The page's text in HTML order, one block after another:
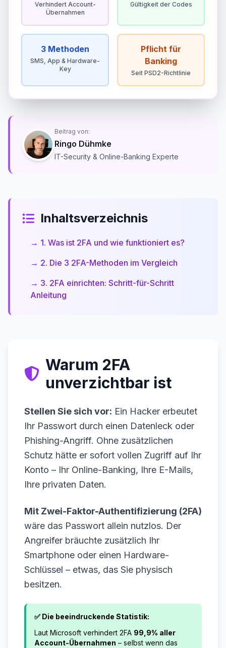
Verhindert Account-
Übernahmen
Gültigkeit der Codes
3 Methoden
SMS, App & Hardware-
Key
Pflicht für
Banking
Seit PSD2-Richtlinie
Beitrag von:
Ringo Dühmke
IT-Security & Online-Banking Experte
Inhaltsverzeichnis
→ 1. Was ist 2FA und wie funktioniert es?
→ 2. Die 3 2FA-Methoden im Vergleich
→ 3. 2FA einrichten: Schritt-für-Schritt
Anleitung
Warum 2FA
unverzichtbar ist
Stellen Sie sich vor: Ein Hacker erbeutet
Ihr Passwort durch einen Datenleck oder
Phishing-Angriff. Ohne zusätzlichen
Schutz hätte er sofort vollen Zugriff auf Ihr
Konto – Ihr Online-Banking, Ihre E-Mails,
Ihre privaten Daten.
Mit Zwei-Faktor-Authentifizierung (2FA)
wäre das Passwort allein nutzlos. Der
Angreifer bräuchte zusätzlich Ihr
Smartphone oder einen Hardware-
Schlüssel – etwas, das Sie physisch
besitzen.
✅ Die beeindruckende Statistik:
Laut Microsoft verhindert 2FA 99,9% aller
Account-Übernahmen – selbst wenn das